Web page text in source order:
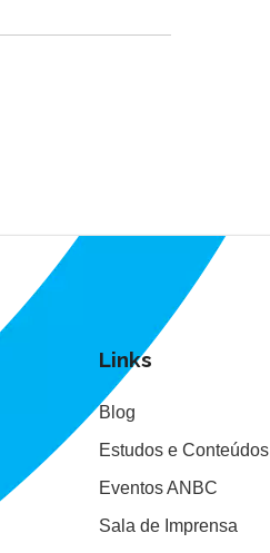
Links
Blog
Estudos e Conteúdos
Eventos ANBC
Sala de Imprensa